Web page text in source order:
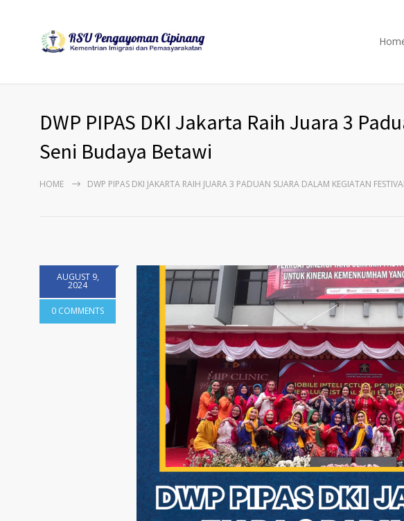
DWP PIPAS DKI Jakarta Raih Juara 3
Seni Budaya Betawi
HOME DWP PIPAS DKI JAKARTA RAIH JUARA 3 PADUAN SUARA DALAM KEGIATAN
AUGUST 9,
2024
0 COMMENTS